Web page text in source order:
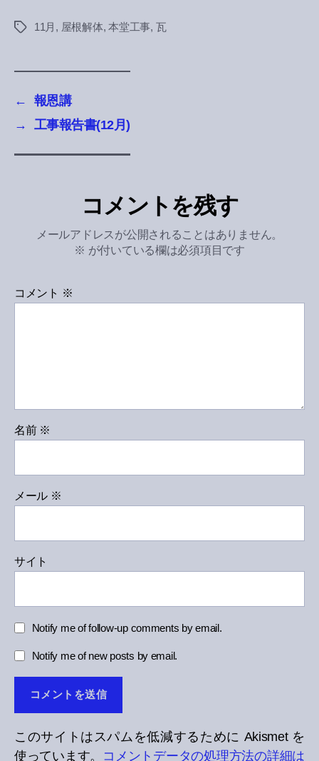
Tags 11月 , 屋根解体,本堂工事, 瓦
←
報恩講
→
工事報告書(12月)
コメントを残す
メールアドレスが公開されることはありません。
※ が付いている欄は必須項目です
コメント ※
名前 ※
メール ※
サイト
Notify me of follow-up comments by email.
Notify me of new posts by email.
このサイトはスパムを低減するために Akismet を
使っています。 コメントデータの処理方法の詳細は